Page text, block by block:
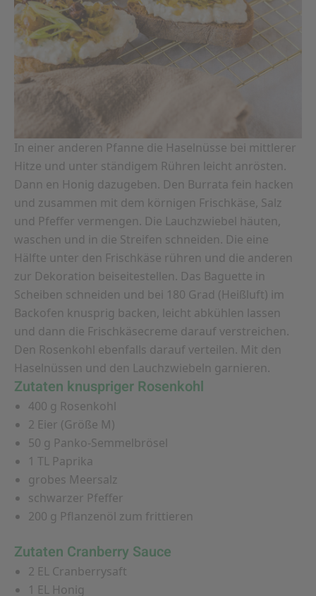
In einer anderen Pfanne die Haselnüsse bei mittlerer
Hitze und unter ständigem Rühren leicht anrösten.
Dann en Honig dazugeben. Den Burrata fein hacken
und zusammen mit dem körnigen Frischkäse, Salz
und Pfeffer vermengen. Die Lauchzwiebel häuten,
waschen und in die Streifen schneiden. Die eine
Hälfte unter den Frischkäse rühren und die anderen
zur Dekoration beiseitestellen. Das Baguette in
Scheiben schneiden und bei 180 Grad (Heißluft) im
Backofen knusprig backen, leicht abkühlen lassen
und dann die Frischkäsecreme darauf verstreichen.
Den Rosenkohl ebenfalls darauf verteilen. Mit den
Haselnüssen und den Lauchzwiebeln garnieren.
Zutaten knuspriger Rosenkohl
400 g Rosenkohl
2 Eier (Größe M)
50 g Panko-Semmelbrösel
1 TL Paprika
grobes Meersalz
schwarzer Pfeffer
200 g Pflanzenöl zum frittieren
Zutaten Cranberry Sauce
2 EL Cranberrysaft
1 EL Honig